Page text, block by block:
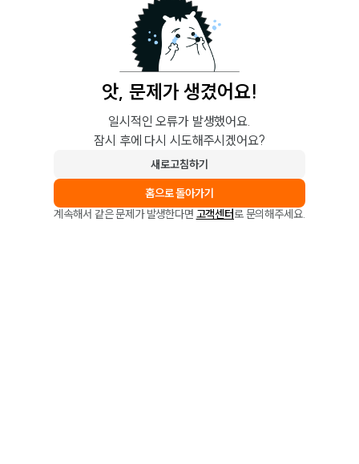
앗, 문제가 생겼어요!
일시적인 오류가 발생했어요.
잠시 후에 다시 시도해주시겠어요?
새로고침하기
홈으로 돌아가기
계속해서 같은 문제가 발생한다면 고객센터로 문의해주세요.